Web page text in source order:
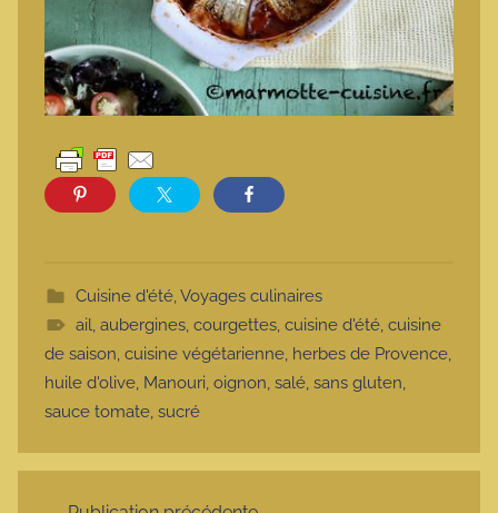
Cuisine d'été,Voyages culinaires
ail, aubergines, courgettes, cuisine d'été, cuisine
de saison, cuisine végétarienne, herbes de Provence,
huile d'olive, Manouri, oignon, salé, sans gluten,
sauce tomate, sucré